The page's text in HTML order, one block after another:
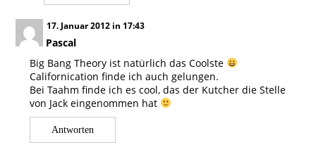
Pascal
17. Januar 2012 in 17:43
Big Bang Theory ist natürlich das Coolste
Californication finde ich auch gelungen.
Bei Taahm finde ich es cool, das der Kutcher die Stelle
von Jack eingenommen hat
Antworten